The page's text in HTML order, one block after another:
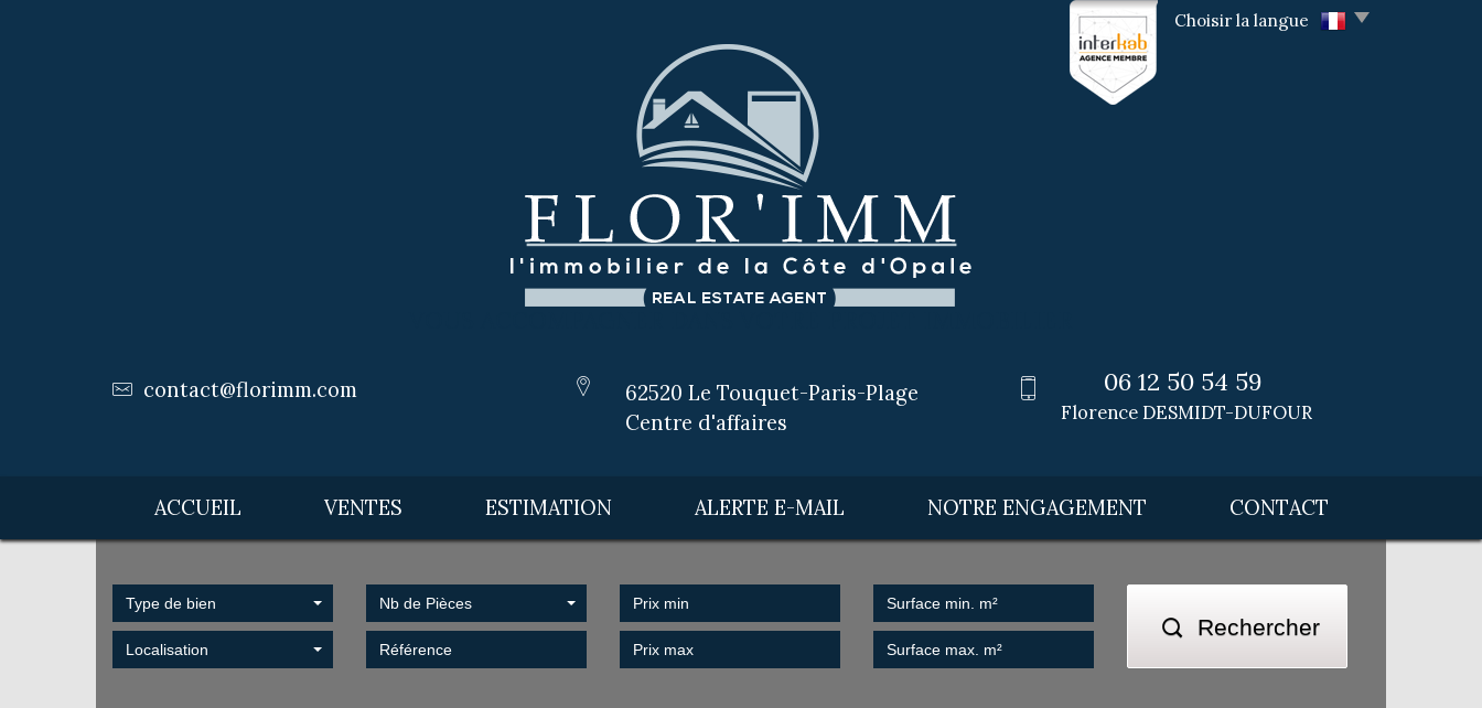
Choisir la langue
contact@florimm.com
62520 Le Touquet-Paris-Plage
Centre d'affaires
06 12 50 54 59
Florence DESMIDT-DUFOUR
ACCUEIL VENTES ESTIMATION ALERTE E-MAIL NOTRE ENGAGEMENT CONTACT
Type de bien
Localisation
Nb de Pièces
Rechercher